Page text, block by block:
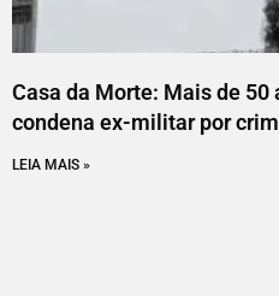
Casa da Morte: Mais de 50
condena ex-militar por
LEIA MAIS »